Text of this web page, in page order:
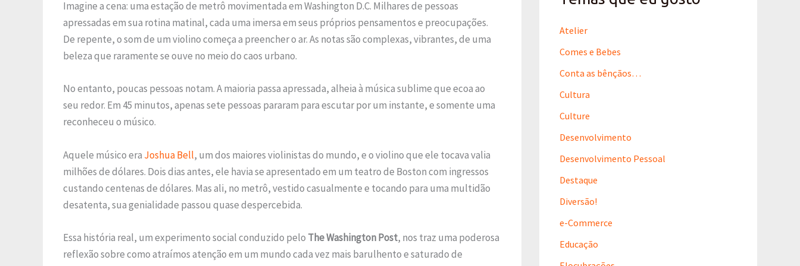
Imagine a cena: uma estação de metrô movimentada em Washington D.C. Milhares de pessoas
apressadas em sua rotina matinal, cada uma imersa em seus próprios pensamentos e preocupações.
De repente, o som de um violino começa a preencher o ar. As notas são complexas, vibrantes, de uma
beleza que raramente se ouve no meio do caos urbano.
No entanto, poucas pessoas notam. A maioria passa apressada, alheia à música sublime que ecoa ao
seu redor. Em 45 minutos, apenas sete pessoas pararam para escutar por um instante, e somente uma
reconheceu o músico.
Aquele músico era Joshua Bell, um dos maiores violinistas do mundo, e o violino que ele tocava valia
milhões de dólares. Dois dias antes, ele havia se apresentado em um teatro de Boston com ingressos
custando centenas de dólares. Mas ali, no metrô, vestido casualmente e tocando para uma multidão
desatenta, sua genialidade passou quase despercebida.
Essa história real, um experimento social conduzido pelo The Washington Post, nos traz uma poderosa
reflexão sobre como atraímos atenção em um mundo cada vez mais barulhento e saturado de
o
r
Atelier
Comes e Bebes
Conta as bênçãos…
Cultura
Culture
Desenvolvimento
Desenvolvimento Pessoal
Destaque
Diversão!
e-Commerce
Educação